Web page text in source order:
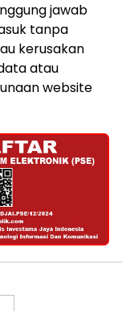
jawab
tanpa
kerusakan
atau
website